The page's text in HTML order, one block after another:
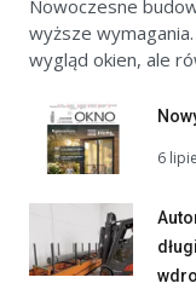
Nowoczesne
wyższe
wygląd okien, ale
6